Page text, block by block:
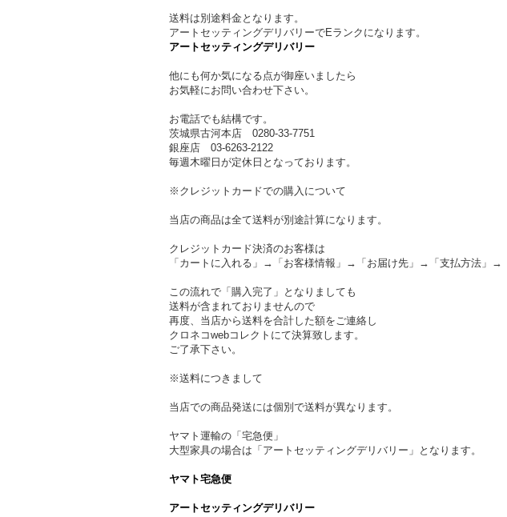
送料は別途料金となります。
アートセッティングデリバリーでEランクになります。
アートセッティングデリバリー
他にも何か気になる点が御座いましたら
お気軽にお問い合わせ下さい。
お電話でも結構です。
茨城県古河本店 0280-33-7751
銀座店 03-6263-2122
毎週木曜日が定休日となっております。
※クレジットカードでの購入について
当店の商品は全て送料が別途計算になります。
クレジットカード決済のお客様は
「カートに入れる」→「お客様情報」→「お届け先」→「支払方法」→
この流れで「購入完了」となりましても
送料が含まれておりませんので
再度、当店から送料を合計した額をご連絡し
クロネコwebコレクトにて決算致します。
ご了承下さい。
※送料につきまして
当店での商品発送には個別で送料が異なります。
ヤマト運輸の「宅急便」
大型家具の場合は「アートセッティングデリバリー」となります。
ヤマト宅急便
アートセッティングデリバリー